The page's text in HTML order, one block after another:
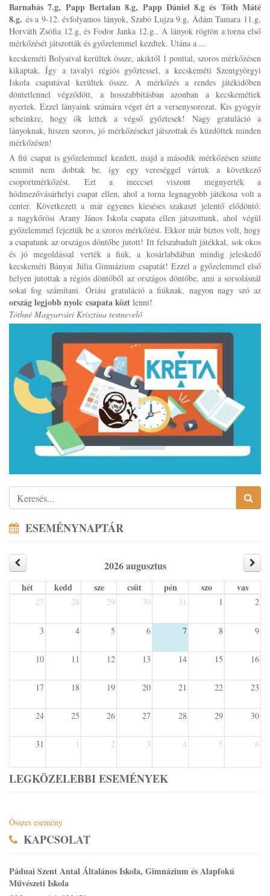
Barnabás 7.g, Papp Bertalan 8.g, Papp Dániel 8.g és Tóth Máté
8.g. és a 9-12. évfolyamos lányok, Szabó Lujza 9.g, Ádám Tamara 11.g,
Horváth Zsófia 12.g, és Fodor Janka 12.g.. A lányok rögtön a torna első
mérkőzését játszották és győzelemmel kezdtek. Utána a ...
kecskeméti Bolyaival kerültek össze, akiktől 1 ponttal, szoros mérkőzésen
kikaptak. Így a tavalyi régiós győztessel, a kecskeméti Szentgyörgyi
Iskola csapatával kerültek össze. A mérkőzés a rendes játékidőben
döntetlennel végződött, a hosszabbításban azonban a kecskemétiek
nyertek. Ezzel lányaink számára véget ért a versenysorozat. Kis gyógyír
sebeinkre, hogy ők lettek a végső győztesek! Nagy gratuláció a
lányoknak, hiszen szoros, jó mérkőzéseket játszottak és küzdöttek minden
mérkőzésen!
A fiú csapat is győzelemmel kezdett, majd a második mérkőzésen szinte
semmit nem dobtak be, így egy vereséggel vártuk a következő
csoportmérkőzést. Ezt a meccset viszont megnyerték a
hódmezővásárhelyi csapat ellen, ahol a torna legnagyobb játékosa volt a
center. Következett a már egyenes kieséses szakaszt jelentő elődöntő:
a nagykőrösi Arany János Iskola csapata ellen játszottunk, ahol végül
győzelemmel fejeztük be a szoros mérkőzést. Ekkor már biztos volt, hogy
a csapatunk az országos döntőbe jutott! Itt felszabadult játékkal, sok okos
és jó megoldással verték a fiúk, a kosárlabdában mindig jeleskedő
kecskeméti Bányai Júlia Gimnázium csapatát! Ezzel a győzelemmel első
helyen jutottak a régiós döntőből az országos döntőbe, ami a sorsolásnál
sokat fog számítani.Óriási gratuláció a fiúknak, nagyon nagy szó az
ország legjobb nyolc csapata közt lenni!
Tóthné Magyarvári Krisztina testnevelő
ESEMÉNYNAPTÁR
2026 augusztus
hét kedd sze csüt pén szo vas
27 28 29 30 31 1 2
3 4 5 6 7 8 9
10 11 12 13 14 15 16
17 18 19 20 21 22 23
24 25 26 27 28 29 30
31 1 2 3 4 5 6
LEGKÖZELEBBI ESEMÉNYEK
Összes esemény
KAPCSOLAT
Páduai Szent Antal Általános Iskola, Gimnázium és Alapfokú
Művészeti Iskola